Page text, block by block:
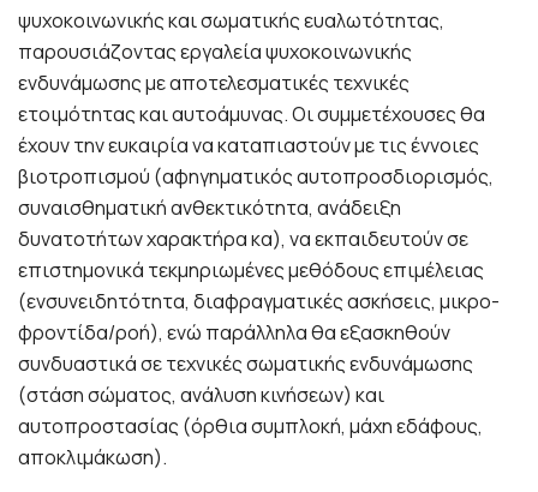
ψυχοκοινωνικής και σωματικής ευαλωτότητας,
παρουσιάζοντας εργαλεία ψυχοκοινωνικής
ενδυνάμωσης με αποτελεσματικές τεχνικές
ετοιμότητας και αυτοάμυνας. Οι συμμετέχουσες θα
έχουν την ευκαιρία να καταπιαστούν με τις έννοιες
βιοτροπισμού (αφηγηματικός αυτοπροσδιορισμός,
συναισθηματική ανθεκτικότητα, ανάδειξη
δυνατοτήτων χαρακτήρα κα), να εκπαιδευτούν σε
επιστημονικά τεκμηριωμένες μεθόδους επιμέλειας
(ενσυνειδητότητα, διαφραγματικές ασκήσεις, μικρο-
φροντίδα/ροή), ενώ παράλληλα θα εξασκηθούν
συνδυαστικά σε τεχνικές σωματικής ενδυνάμωσης
(στάση σώματος, ανάλυση κινήσεων) και
αυτοπροστασίας (όρθια συμπλοκή, μάχη εδάφους,
αποκλιμάκωση).